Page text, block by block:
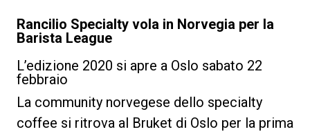
Rancilio Specialty vola in Norvegia per la
Barista League
L’edizione 2020 si apre a Oslo sabato 22
febbraio
La community norvegese dello specialty
coffee si ritrova al Bruket di Oslo per la prima
La nostra storia
I nostri Lab
Sostenibilità